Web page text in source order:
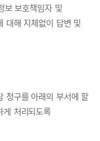
보 보호책임자 및
대해 지체없이 답변 및
청구를 아래의 부서에 할
게 처리되도록